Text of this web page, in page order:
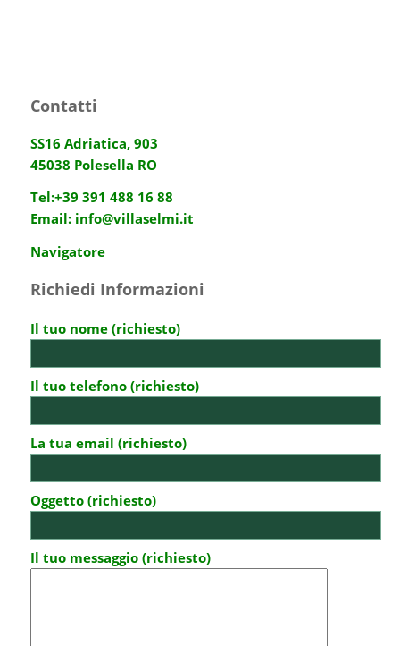
Contatti
SS16 Adriatica, 903
45038 Polesella RO
Tel:+39 391 488 16 88
Email: info@villaselmi.it
Navigatore
Richiedi Informazioni
Il tuo nome (richiesto)
Il tuo telefono (richiesto)
La tua email (richiesto)
Oggetto (richiesto)
Il tuo messaggio (richiesto)